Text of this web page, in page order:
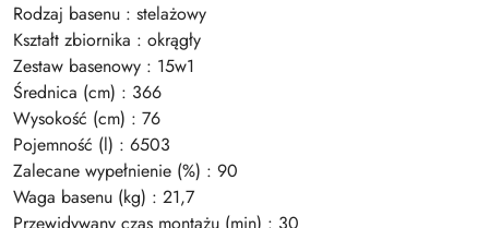
Rodzaj basenu : stelażowy
Kształt zbiornika : okrągły
Zestaw basenowy : 15w1
Średnica (cm) : 366
Wysokość (cm) : 76
Pojemność (l) : 6503
Zalecane wypełnienie (%) : 90
Waga basenu (kg) : 21,7